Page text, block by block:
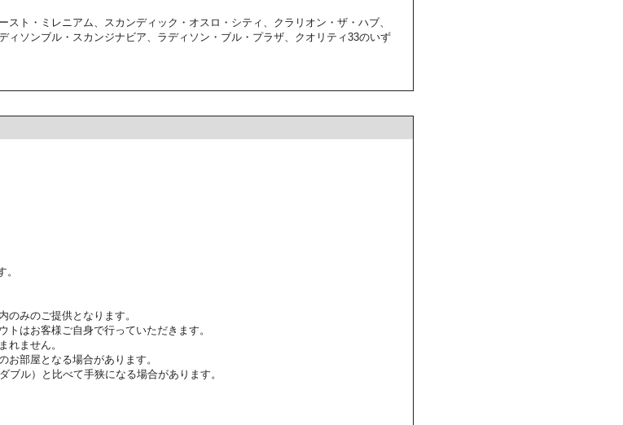
ト・ミレニアム、スカンディック・オスロ・シティ、クラリオン・ザ・ハブ、
ィソンブル・スカンジナビア、ラディソン・ブル・プラザ、クオリティ33のいず
のみのご提供となります。
トはお客様ご自身で行っていただきます。
れません。
お部屋となる場合があります。
ブル）と比べて手狭になる場合があります。